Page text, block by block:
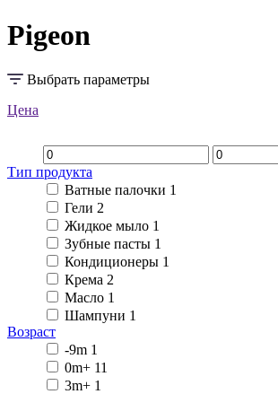
Pigeon
Выбрать параметры
Цена
Тип продукта
Ватные палочки 1
Гели 2
Жидкое мыло 1
Зубные пасты 1
Кондиционеры 1
Крема 2
Масло 1
Шампуни 1
Возраст
-9m 1
0m+ 11
3m+ 1